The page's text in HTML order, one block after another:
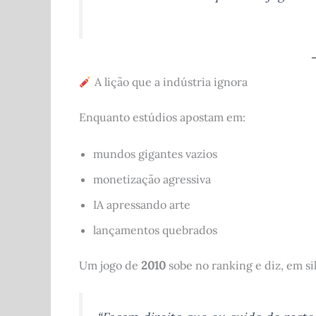
A lição que a indústria ignora
Enquanto estúdios apostam em:
mundos gigantes vazios
monetização agressiva
IA apressando arte
lançamentos quebrados
Um jogo de 2010 sobe no ranking e diz, em